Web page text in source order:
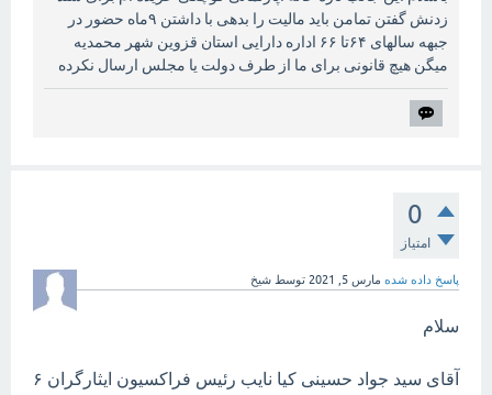
زدنش گفتن تمامن باید مالیت را بدهی با داشتن ۹ماه حضور در
جبهه سالهای ۶۴تا ۶۶ اداره دارایی استان قزوین شهر محمدیه
میگن هیچ قانونی برای ما از طرف دولت یا مجلس ارسال نکرده
0
امتیاز
پاسخ داده شده مارس 5, 2021 توسط شیخ
سلام
آقای سید جواد حسینی کیا نایب رئیس فراکسیون ایثارگران ۶